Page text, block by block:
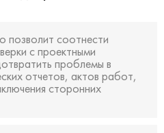
позволит соотнести
с проектными
проблемы в
отчетов, актов работ,
сторонних